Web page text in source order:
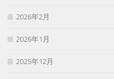
2026年2月
2026年1月
2025年12月